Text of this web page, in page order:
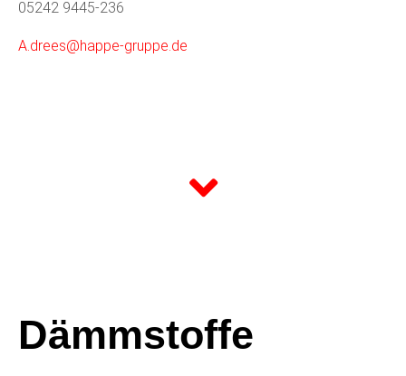
05242 9445-236
A.drees@happe-gruppe.de
Dämmstoffe